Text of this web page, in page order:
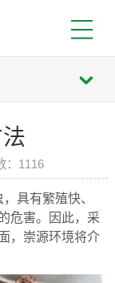
：1116
具有繁殖快、
危害。因此，采
，崇源环境将介